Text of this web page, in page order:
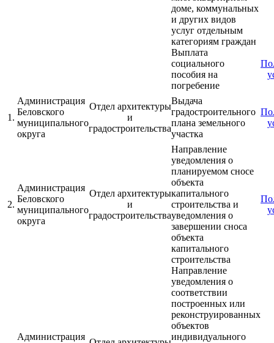
доме, коммунальных
и других видов
услуг отдельным
категориям граждан
Выплата
социального
пособия на
погребение
1.
Администрация
Беловского
муниципального
округа
Отдел архитектуры
и
градостроительства
Выдача
градостроительного
плана земельного
участка
2.
Администрация
Беловского
муниципального
округа
Отдел архитектуры
и
градостроительства
Направление
уведомления о
планируемом сносе
объекта
капитального
строительства и
уведомления о
завершении сноса
объекта
капитального
строительства
Администрация
Направление
уведомления о
соответствии
построенных или
реконструированных
объектов
индивидуального